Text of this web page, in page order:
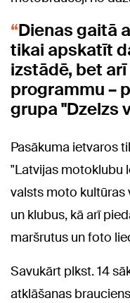
Dienas gaitā
tikai apskatīt
izstādē, bet
programmu –
grupa "Dzelzs
Pasākuma ietvaros
"Latvijas motoklubu
valsts moto kultūras
un klubus, kā arī
maršrutus un foto
Savukārt plkst. 14
atklāšanas